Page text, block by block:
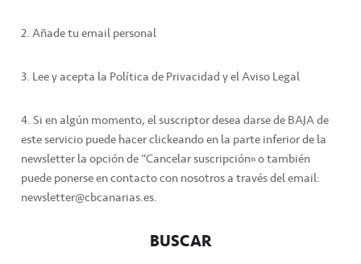
2. Añade tu email personal
3. Lee y acepta la Política de Privacidad y el Aviso Legal
4. Si en algún momento, el suscriptor desea darse de BAJA de
este servicio puede hacer clickeando en la parte inferior de la
newsletter la opción de “Cancelar suscripción” o también
puede ponerse en contacto con nosotros a través del email:
newsletter@cbcanarias.es.
BUSCAR